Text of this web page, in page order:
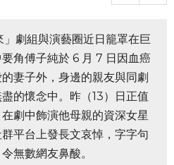
劇組與演藝圈近日籠罩在巨
角傅子純於 6 月 7 日因血癌
妻子外，身邊的親友與同劇
的懷念中。昨（13）日正值
劇中飾演他母親的資深女星
平台上發長文哀悼，字字句
無數網友鼻酸。